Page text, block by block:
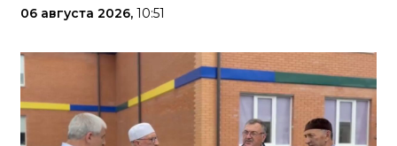
06 августа 2026, 10:51